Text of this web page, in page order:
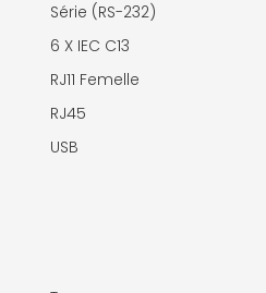
Série (RS-232)
6 X IEC C13
RJ11 Femelle
RJ45
USB